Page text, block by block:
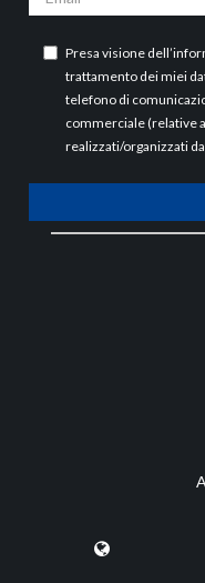
Presa visione dell’
trattamento dei miei
telefono di
commerciale (relative
realizzati/organizzati